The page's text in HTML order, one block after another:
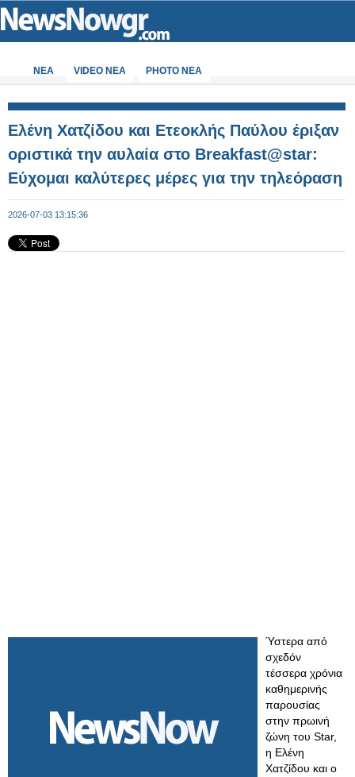
ΝΕΑ VIDEO NEA PHOTO NEA
Ελένη Χατζίδου και Ετεοκλής Παύλου έριξαν
οριστικά την αυλαία στο Breakfast@star:
Εύχομαι καλύτερες μέρες για την τηλεόραση
2026-07-03 13:15:36
Ύστερα από
σχεδόν
τέσσερα χρόνια
καθημερινής
παρουσίας
στην πρωινή
ζώνη του Star,
η Ελένη
Χατζίδου και ο